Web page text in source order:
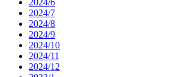
2024/6
2024/7
2024/8
2024/9
2024/10
2024/11
2024/12